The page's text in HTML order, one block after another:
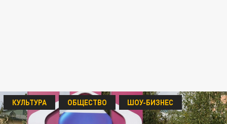
КУЛЬТУРА ОБЩЕСТВО ШОУ-БИЗНЕС